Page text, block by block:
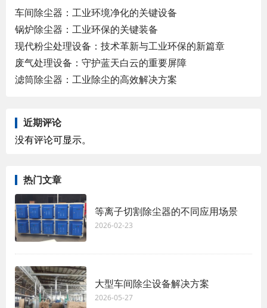
车间除尘器：工业环境净化的关键设备
锅炉除尘器：工业环保的关键装备
现代粉尘处理设备：技术革新与工业环保的新篇章
废气处理设备：守护蓝天白云的重要屏障
滤筒除尘器：工业除尘的高效解决方案
近期评论
没有评论可显示。
热门文章
等离子切割除尘器的不同应用场景
2026-02-23
大型车间除尘设备解决方案
2026-05-27